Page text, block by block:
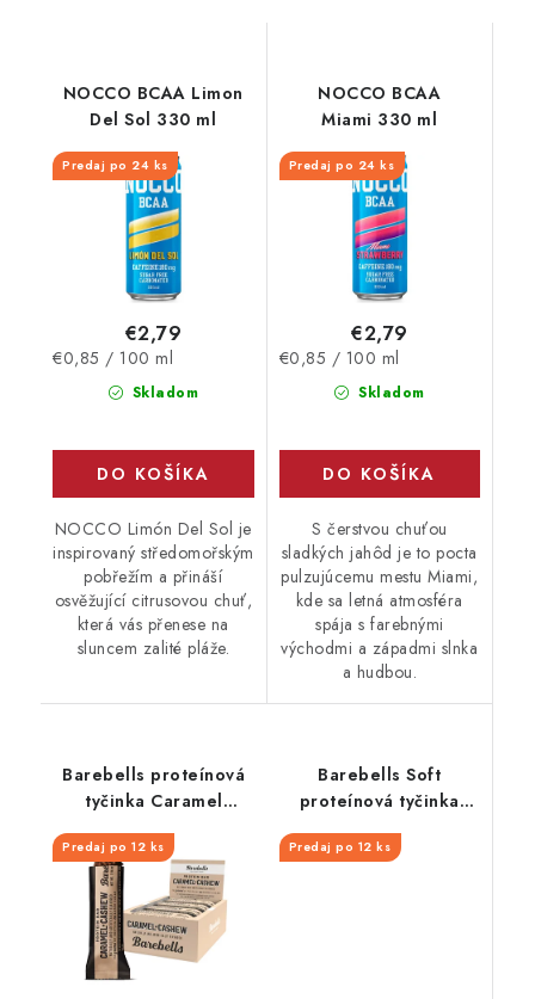
NOCCO BCAA Limon
Del Sol 330 ml
Predaj po 24 ks
Skladom
€2,79
Jednotková
€0,85 / 100 ml
DO KOŠÍKA
NOCCO Limón Del Sol je
inspirovaný středomořským
pobřežím a přináší
osvěžující citrusovou chuť,
která vás přenese na
sluncem zalité pláže.
NOCCO BCAA
Miami 330 ml
Predaj po 24 ks
Skladom
€2,79
Jednotková
€0,85 / 100 ml
DO KOŠÍKA
S čerstvou chuťou
sladkých jahôd je to pocta
pulzujúcemu mestu Miami,
kde sa letná atmosféra
spája s farebnými
východmi a západmi slnka
a hudbou.
Barebells proteínová
tyčinka Caramel
Predaj po 12 ks
Barebells Soft
proteínová tyčinka
Predaj po 12 ks